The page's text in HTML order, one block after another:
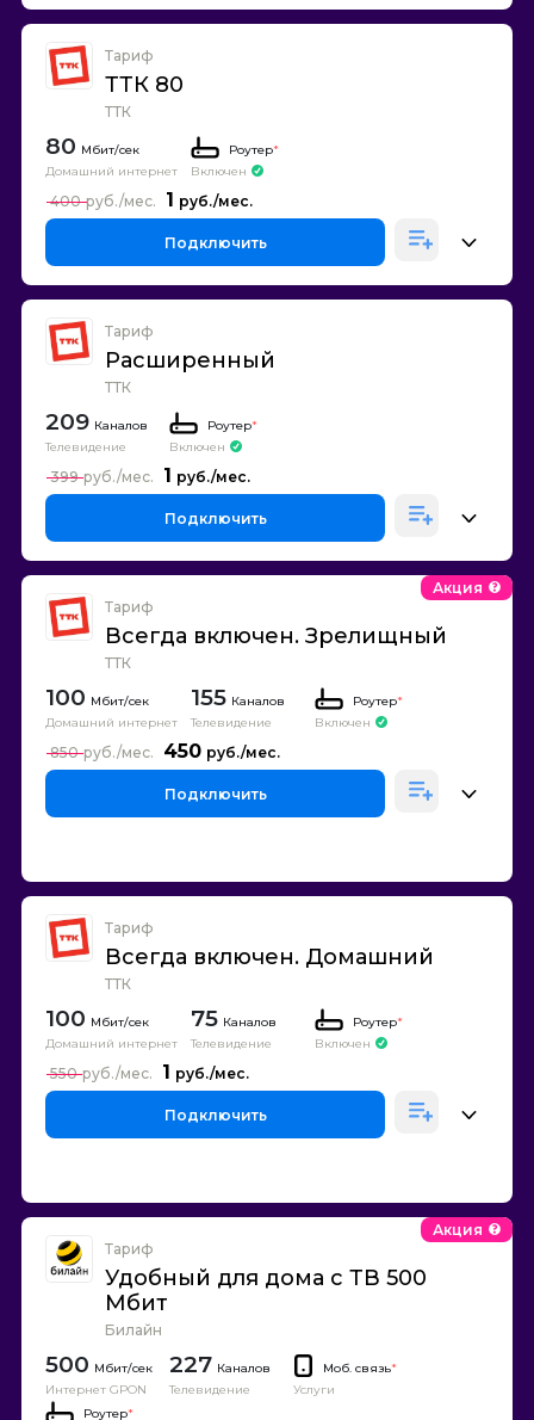
Тариф
ТТК 80
ТТК
80
Домашний интернет
Роутер*
Включен
1
400
Подключить
Тариф
Расширенный
ТТК
209 Каналов
Телевидение
Роутер*
Включен
1
399
Подключить
Тариф
Всегда включен. Зрелищный
ТТК
Акция
100
Домашний интернет
155 Каналов
Телевидение
Роутер*
Включен
450
850
Подключить
Тариф
Всегда включен. Домашний
ТТК
100
Домашний интернет
75 Каналов
Телевидение
Роутер*
Включен
1
550
Подключить
Тариф
Удобный для дома с ТВ 500
Мбит
Билайн
Акция
500
Интернет GPON
227 Каналов
Телевидение
Моб. связь*
Услуги
Роутер*